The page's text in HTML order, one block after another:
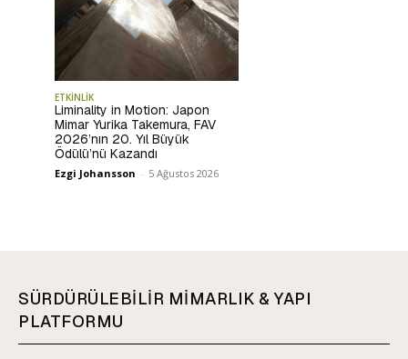
ETKİNLİK
Liminality in Motion: Japon
Mimar Yurika Takemura, FAV
2026’nın 20. Yıl Büyük
Ödülü’nü Kazandı
Ezgi Johansson - 5 Ağustos 2026
SÜRDÜRÜLEBİLİR MİMARLIK & YAPI
PLATFORMU